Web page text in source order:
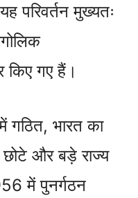
परिवर्तन मुख्यतः
गए हैं।
भारत का
और बड़े राज्य
में पुनर्गठन